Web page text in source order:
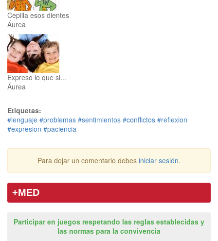
Cepilla esos dientes
Áurea
Expreso lo que si...
Áurea
Etiquetas:
#lenguaje #problemas #sentimientos #conflictos #reflexion
#expresion #paciencia
Para dejar un comentario debes iniciar sesión.
+MED
Participar en juegos respetando las reglas establecidas y
las normas para la convivencia